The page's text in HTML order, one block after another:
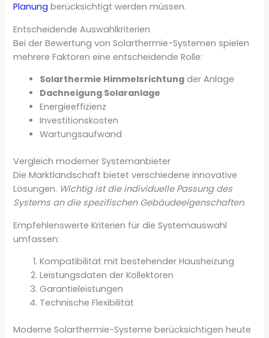
Planung berücksichtigt werden müssen.
Entscheidende Auswahlkriterien
Bei der Bewertung von Solarthermie-Systemen spielen
mehrere Faktoren eine entscheidende Rolle:
Solarthermie Himmelsrichtung der Anlage
Dachneigung Solaranlage
Energieeffizienz
Investitionskosten
Wartungsaufwand
Vergleich moderner Systemanbieter
Die Marktlandschaft bietet verschiedene innovative
Lösungen. Wichtig ist die individuelle Passung des
Systems an die spezifischen Gebäudeeigenschaften.
Empfehlenswerte Kriterien für die Systemauswahl
umfassen:
Kompatibilität mit bestehender Hausheizung
Leistungsdaten der Kollektoren
Garantieleistungen
Technische Flexibilität
Moderne Solarthermie-Systeme berücksichtigen heute